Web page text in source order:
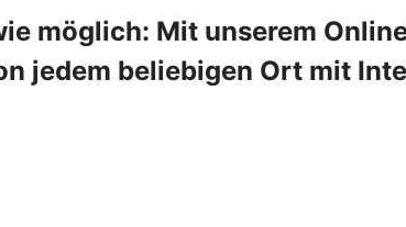
möglich: Mit unserem
jedem beliebigen Ort mit